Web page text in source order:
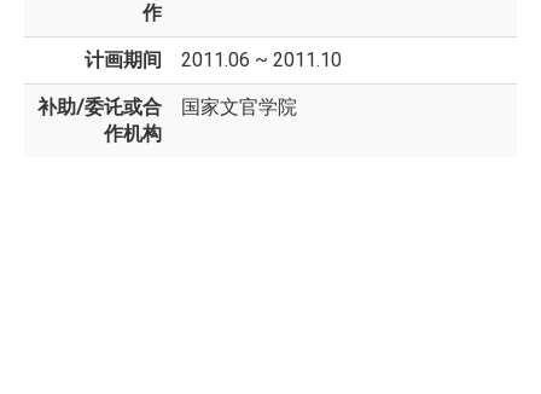
作
计画期间 2011.06 ~ 2011.10
补助/委讬或合
作机构
国家文官学院